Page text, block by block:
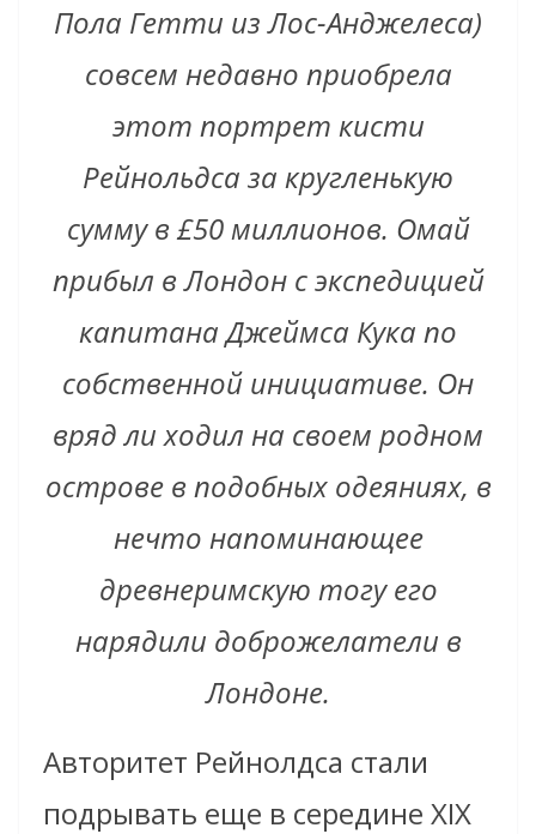
Пола Гетти из Лос-Анджелеса)
совсем недавно приобрела
этот портрет кисти
Рейнольдса за кругленькую
сумму в £50 миллионов. Омай
прибыл в Лондон с экспедицией
капитана Джеймса Кука по
собственной инициативе. Он
вряд ли ходил на своем родном
острове в подобных одеяниях, в
нечто напоминающее
древнеримскую тогу его
нарядили доброжелатели в
Лондоне.
Авторитет Рейнолдса стали
подрывать еще в середине XIX